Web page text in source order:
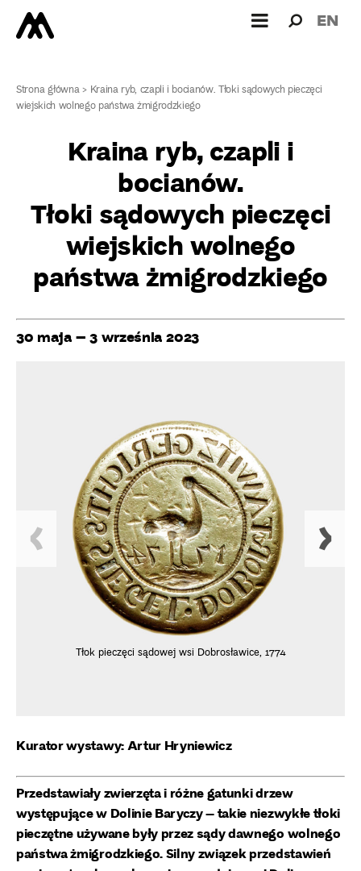
dla: EN
Strona główna> Kraina ryb, czapli i bocianów. Tłoki sądowych pieczęci
wiejskich wolnego państwa żmigrodzkiego
Kraina ryb, czapli i
bocianów.
Tłoki sądowych pieczęci
wiejskich wolnego
państwa żmigrodzkiego
30 maja – 3 września 2023
Tłok pieczęci sądowej wsi Dobrosławice, 1774
Kurator wystawy: Artur Hryniewicz
Przedstawiały zwierzęta i różne gatunki drzew
występujące w Dolinie Baryczy – takie niezwykłe tłoki
pieczętne używane były przez sądy dawnego wolnego
państwa żmigrodzkiego. Silny związek przedstawień